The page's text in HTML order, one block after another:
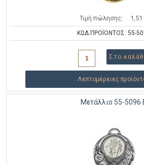
Τιμή πώλησης: 1,51
ΚΩΔ.ΠΡΟΪΟΝΤΟΣ: 55-
Λεπτομέρειες
Μετάλλιο 55-5096